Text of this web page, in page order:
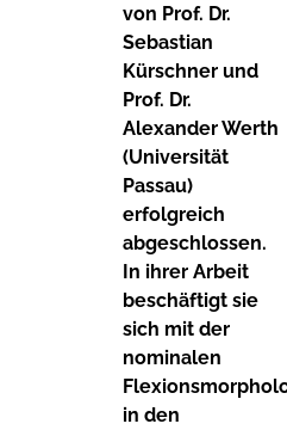
von Prof. Dr.
Sebastian
Kürschner und
Prof. Dr.
Alexander Werth
(Universität
Passau)
erfolgreich
abgeschlossen.
In ihrer Arbeit
beschäftigt sie
sich mit der
nominalen
in den